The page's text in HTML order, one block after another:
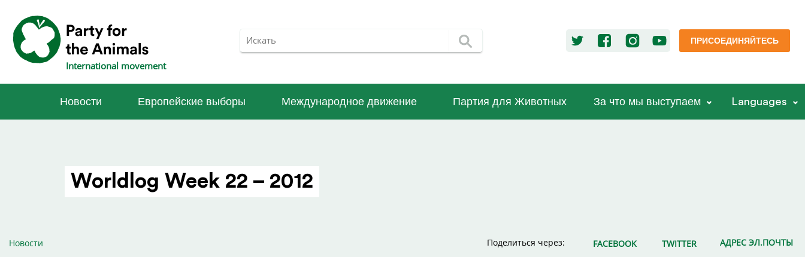
International movement
ПРИСОЕДИНЯЙТЕСЬ
Новости Европейские выборы Международное движение Партия для Животных За что мы выступаем Languages
Worldlog Week 22 – 2012
Новости Поделиться через: FACEBOOK TWITTER АДРЕС ЭЛ.ПОЧТЫ